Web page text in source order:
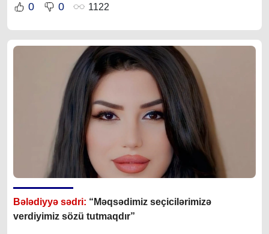
0 0 1122
Bələdiyyə sədri: “Məqsədimiz seçicilərimizə
verdiyimiz sözü tutmaqdır”